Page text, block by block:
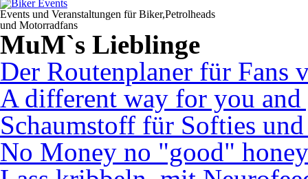
Events und Veranstaltungen für Biker,Petrolheads
und Motorradfans
MuM`s Lieblinge
Der Routenplaner für Fans
A different way for you
Schaumstoff für Softies
No Money no "good" honey